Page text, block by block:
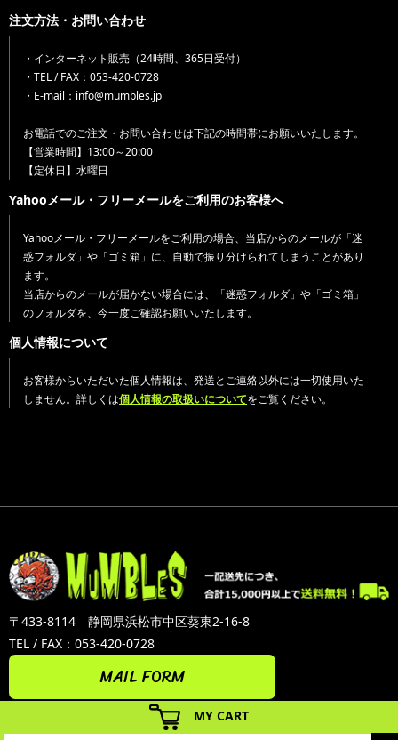
MY CART
注文方法・お問い合わせ
・インターネット販売（24時間、365日受付）
・TEL / FAX：053-420-0728
・E-mail：info@mumbles.jp
お電話でのご注文・お問い合わせは下記の時間帯にお願いいたします。
【営業時間】13:00～20:00
【定休日】水曜日
Yahooメール・フリーメールをご利用のお客様へ
Yahooメール・フリーメールをご利用の場合、当店からのメールが「迷
惑フォルダ」や「ゴミ箱」に、自動で振り分けられてしまうことがあり
ます。
当店からのメールが届かない場合には、「迷惑フォルダ」や「ゴミ箱」
のフォルダを、今一度ご確認お願いいたします。
個人情報について
お客様からいただいた個人情報は、発送とご連絡以外には一切使用いた
しません。詳しくは個人情報の取扱いについてをご覧ください。
〒433-8114 静岡県浜松市中区葵東2-16-8
TEL / FAX：053-420-0728
MAIL FORM